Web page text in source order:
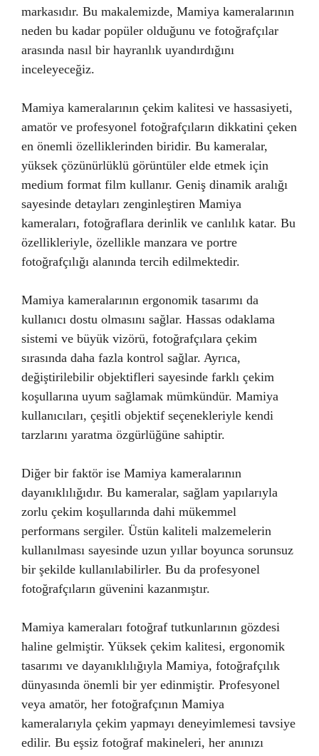
markasıdır. Bu makalemizde, Mamiya kameralarının
neden bu kadar popüler olduğunu ve fotoğrafçılar
arasında nasıl bir hayranlık uyandırdığını
inceleyeceğiz.
Mamiya kameralarının çekim kalitesi ve hassasiyeti,
amatör ve profesyonel fotoğrafçıların dikkatini çeken
en önemli özelliklerinden biridir. Bu kameralar,
yüksek çözünürlüklü görüntüler elde etmek için
medium format film kullanır. Geniş dinamik aralığı
sayesinde detayları zenginleştiren Mamiya
kameraları, fotoğraflara derinlik ve canlılık katar. Bu
özellikleriyle, özellikle manzara ve portre
fotoğrafçılığı alanında tercih edilmektedir.
Mamiya kameralarının ergonomik tasarımı da
kullanıcı dostu olmasını sağlar. Hassas odaklama
sistemi ve büyük vizörü, fotoğrafçılara çekim
sırasında daha fazla kontrol sağlar. Ayrıca,
değiştirilebilir objektifleri sayesinde farklı çekim
koşullarına uyum sağlamak mümkündür. Mamiya
kullanıcıları, çeşitli objektif seçenekleriyle kendi
tarzlarını yaratma özgürlüğüne sahiptir.
Diğer bir faktör ise Mamiya kameralarının
dayanıklılığıdır. Bu kameralar, sağlam yapılarıyla
zorlu çekim koşullarında dahi mükemmel
performans sergiler. Üstün kaliteli malzemelerin
kullanılması sayesinde uzun yıllar boyunca sorunsuz
bir şekilde kullanılabilirler. Bu da profesyonel
fotoğrafçıların güvenini kazanmıştır.
Mamiya kameraları fotoğraf tutkunlarının gözdesi
haline gelmiştir. Yüksek çekim kalitesi, ergonomik
tasarımı ve dayanıklılığıyla Mamiya, fotoğrafçılık
dünyasında önemli bir yer edinmiştir. Profesyonel
veya amatör, her fotoğrafçının Mamiya
kameralarıyla çekim yapmayı deneyimlemesi tavsiye
edilir. Bu eşsiz fotoğraf makineleri, her anınızı